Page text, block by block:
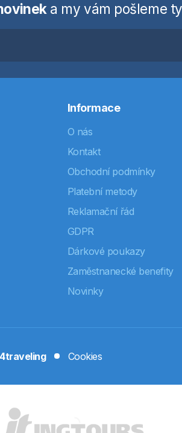
a my vám pošleme
Informace
O nás
Kontakt
Obchodní podmínky
Platební metody
Reklamační řád
GDPR
Dárkové poukazy
Zaměstnanecké benefity
Novinky
Cookies